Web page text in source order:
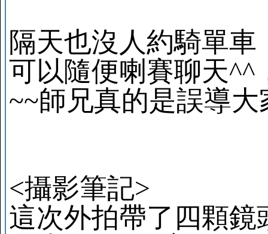
隔天也沒人約騎單
可以隨便喇賽聊天^^
~~師兄真的是誤導
<攝影筆記>
這次外拍帶了四顆鏡